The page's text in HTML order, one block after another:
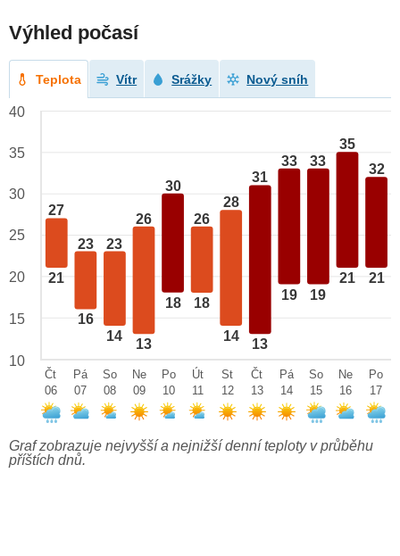
Výhled počasí
Teplota Vítr Srážky Nový sníh
27
21
23
16
23
14
26
13
30
18
26
18
28
14
31
13
33
19
33
19
35
21
32
21
40
35
30
25
20
15
10
Čt
06
Pá
07
So
08
Ne
09
Po
10
Út
11
St
12
Čt
13
Pá
14
So
15
Ne
16
Po
17
Graf zobrazuje nejvyšší a nejnižší denní teploty v průběhu
příštích dnů.